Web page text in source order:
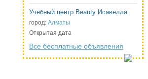
Учебный центр Beauty Исавелла
город: Алматы
Открытая дата
Все бесплатные объявления